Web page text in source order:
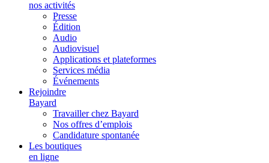
nos activités
Presse
Édition
Audio
Audiovisuel
Applications et plateformes
Services média
Événements
Rejoindre
Bayard
Travailler chez Bayard
Nos offres d’emplois
Candidature spontanée
Les boutiques
en ligne